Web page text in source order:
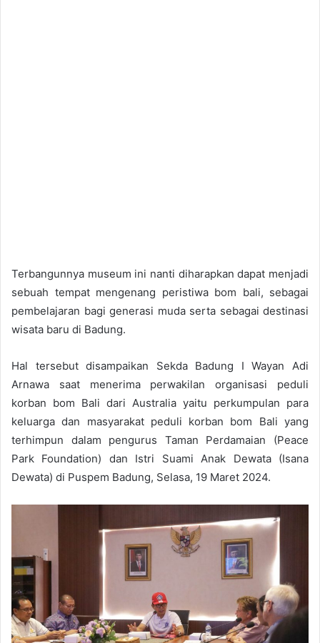
Terbangunnya museum ini nanti diharapkan dapat menjadi
sebuah tempat mengenang peristiwa bom bali, sebagai
pembelajaran bagi generasi muda serta sebagai destinasi
wisata baru di Badung.
Hal tersebut disampaikan Sekda Badung I Wayan Adi
Arnawa saat menerima perwakilan organisasi peduli
korban bom Bali dari Australia yaitu perkumpulan para
keluarga dan masyarakat peduli korban bom Bali yang
terhimpun dalam pengurus Taman Perdamaian (Peace
Park Foundation) dan Istri Suami Anak Dewata (Isana
Dewata) di Puspem Badung, Selasa, 19 Maret 2024.